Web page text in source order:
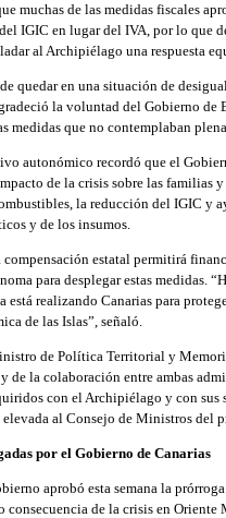
muchas de las medidas fiscales
IGIC en lugar del IVA, por lo que
al Archipiélago una respuesta
quedar en una situación de
la voluntad del Gobierno de
medidas que no contemplaban
autonómico recordó que el
de la crisis sobre las
la reducción del IGIC y
y de los insumos.
estatal permitirá
para desplegar estas medidas.
está realizando Canarias para
de las Islas”, señaló.
de Política Territorial y
de la colaboración entre ambas
con el Archipiélago y con
elevada al Consejo de Ministros del
por el Gobierno de Canarias
aprobó esta semana la
consecuencia de la crisis en